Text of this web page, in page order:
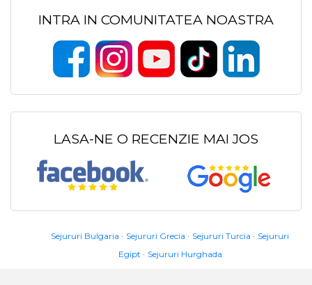
INTRA IN COMUNITATEA NOASTRA
LASA-NE O RECENZIE MAI JOS
Sejururi Bulgaria Sejururi Grecia Sejururi Turcia
Sejururi
Egipt
Sejururi Hurghada